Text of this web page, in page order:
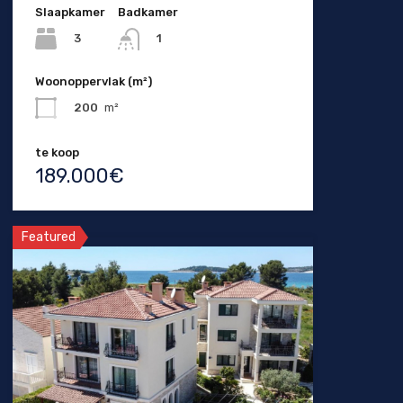
Slaapkamer
3
Badkamer
1
Woonoppervlak (m²)
200 m²
te koop
189.000€
Featured